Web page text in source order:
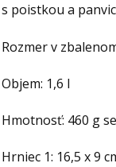
s poistkou a
Rozmer v
Objem: 1,6 l
Hmotnosť: 460 g
Hrniec 1: 16,5 x 9